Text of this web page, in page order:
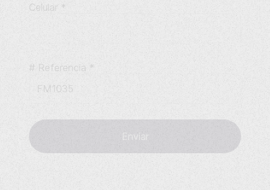
Celular *
# Referencia *
Enviar